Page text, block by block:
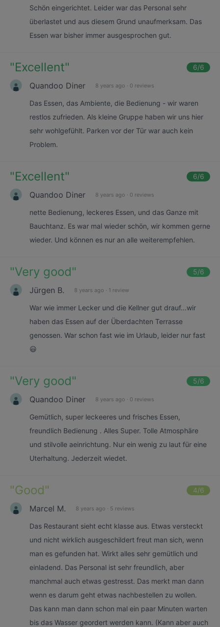
Schön eingerichtet. Leider war das Personal sehr
überlastet und aus diesem Grund unaufmerksam. Das
Essen war bisher immer ausgesprochen gut.
"Excellent" 6/6
Quandoo Diner 8 years ago · 0 reviews
Das Essen, das Ambiente, die Bedienung - wir waren
restlos zufrieden. Als kleine Gruppe haben wir uns hier
sehr wohlgefühlt. Parken vor der Tür war auch kein
Problem.
"Excellent" 6/6
Quandoo Diner 8 years ago · 0 reviews
nette Bedienung, leckeres Essen, und das Ganze mit
Bauchtanz. Es war mal wieder schön, wir kommen gerne
wieder. Und können es nur an alle weiterempfehlen.
"Very good" 5/6
Jürgen B. 8 years ago · 1 review
War wie immer Lecker und die Kellner gut drauf...wir
haben das Essen auf der Überdachten Terrasse
genossen. War schon fast wie im Urlaub, leider nur fast
😃
"Very good" 5/6
Quandoo Diner 8 years ago · 0 reviews
Gemütlich, super leckeeres und frisches Essen,
freundlich Bedienung . Alles Super. Tolle Atmosphäre
und stilvolle aeinrichtung. Nur ein wenig zu laut für eine
Uterhaltung. Jederzeit wiedet.
"Good" 4/6
Marcel M. 8 years ago · 5 reviews
Das Restaurant sieht echt klasse aus. Etwas versteckt
und nicht wirklich ausgeschildert freut man sich, wenn
man es gefunden hat. Wirkt alles sehr gemütlich und
einladend. Das Personal ist sehr freundlich, aber
manchmal auch etwas gestresst. Das merkt man dann
wenn es darum geht etwas nachbestellen zu wollen.
Das kann man dann schon mal ein paar Minuten warten
bis das Wasser geordert werden kann. (Kann aber auch